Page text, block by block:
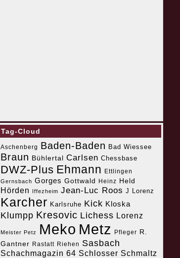
Tag-Cloud
Aschenberg Baden-Baden Bad Wiessee
Braun Bühlertal Carlsen Chessbase
DWZ-Plus Ehmann Ettlingen
Gernsbach Gorges Gottwald Heinz Held
Hörden Iffezheim Jean-Luc Roos J Lorenz
Karcher Karlsruhe Kick Kloska
Klumpp Kresovic Lichess Lorenz
Meister Petz Meko Metz Pfleger R.
Gantner
Rastatt Riehen Sasbach
Schachmagazin 64 Schlosser Schmaltz